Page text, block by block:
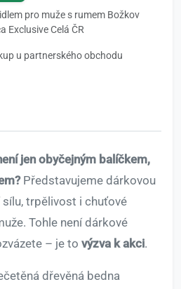
pro muže s rumem Božkov
Exclusive Celá ČR
u partnerského obchodu
jen obyčejným balíčkem,
Představujeme dárkovou
sílu, trpělivost i chuťové
Tohle není dárkové
– je to výzva k akci.
dřevěná bedna